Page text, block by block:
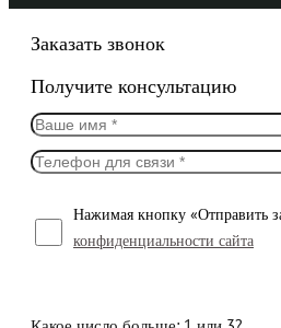
Заказать звонок
Получите консультацию
Нажимая кнопку «Отправить
конфиденциальности сайта